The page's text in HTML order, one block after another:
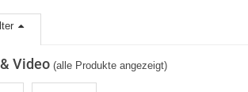
Video (alle Produkte angezeigt)